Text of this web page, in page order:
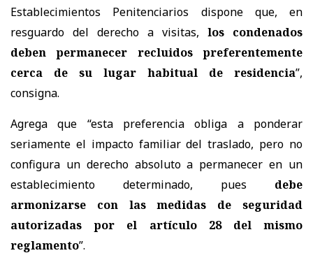
Establecimientos Penitenciarios dispone que, en
resguardo del derecho a visitas, los condenados
deben permanecer recluidos preferentemente
cerca de su lugar habitual de residencia”,
consigna.
Agrega que “esta preferencia obliga a ponderar
seriamente el impacto familiar del traslado, pero no
configura un derecho absoluto a permanecer en un
establecimiento determinado, pues debe
armonizarse con las medidas de seguridad
autorizadas por el artículo 28 del mismo
reglamento”.